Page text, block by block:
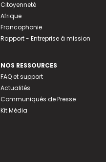
Citoyenneté
Afrique
Francophonie
Rapport - Entreprise à mission
NOS RESSOURCES
FAQ et support
Actualités
Communiqués de Presse
Kit Média